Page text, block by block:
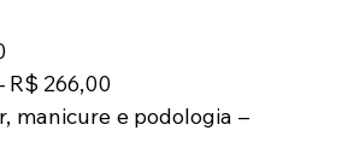
R$ 266,00
manicure e podologia –